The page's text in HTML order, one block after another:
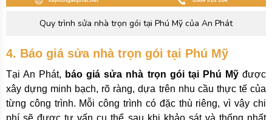
Quy trình sửa nhà trọn gói tại Phú Mỹ của An Phát
4. Báo giá sửa nhà trọn gói tại Phú Mỹ
Tại An Phát, báo giá sửa nhà trọn gói tại Phú Mỹđược
xây dựng minh bạch, rõ ràng, dựa trên nhu cầu thực tế của
từng công trình. Mỗi công trình có đặc thù riêng, vì vậy chi
phí sẽ được tư vấn cụ thể sau khi khảo sát và thống nhất